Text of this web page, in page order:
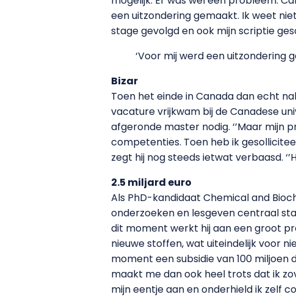
een uitzondering gemaakt. Ik weet
stage gevolgd en ook mijn scriptie
‘Voor mij werd een uitzondering
Bizar
Toen het einde in Canada dan echt
vacature vrijkwam bij de Canadese
afgeronde master nodig. ‘’Maar mijn
competenties. Toen heb ik
zegt hij nog steeds ietwat verbaasd.
2.5 miljard euro
Als PhD-kandidaat Chemical and
onderzoeken en lesgeven centraal
dit moment werkt hij aan een groot
nieuwe stoffen, wat uiteindelijk voor
moment een subsidie van 100 miljoen
maakt me dan ook heel trots dat ik
mijn eentje aan en onderhield ik zelf